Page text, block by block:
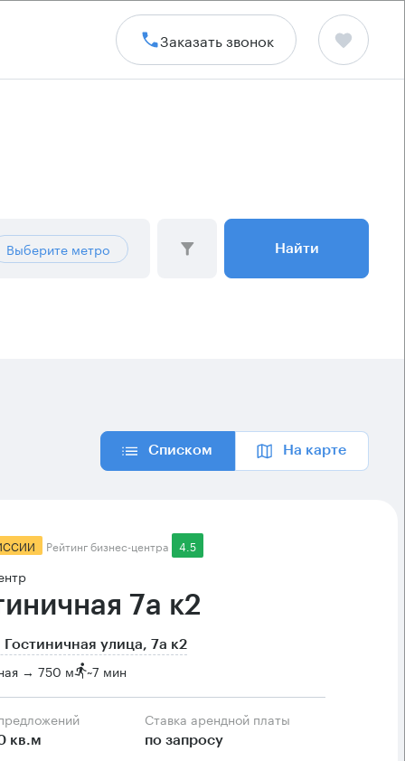
Заказать звонок
Выберите метро Найти
Списком На карте
Рейтинг бизнес-центра 4.5
7а к2
улица, 7а к2
→ 750 м ~7 мин
кв.м
Ставка арендной платы
по запросу